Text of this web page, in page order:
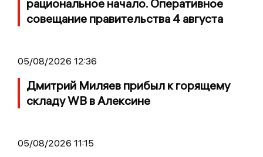
рациональное начало. Оперативное
совещание правительства 4 августа
05/08/2026 12:36
Дмитрий Миляев прибыл к горящему
складу WB в Алексине
05/08/2026 11:15